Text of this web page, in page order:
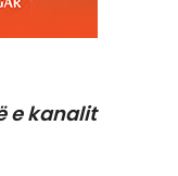
e kanalit